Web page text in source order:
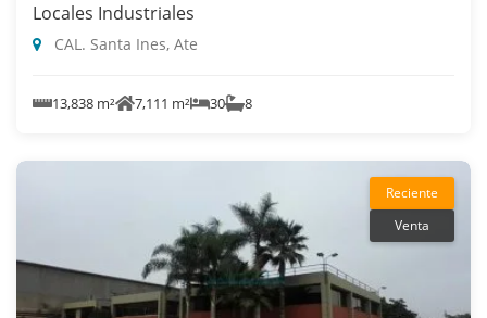
Locales Industriales
CAL. Santa Ines, Ate
13,838 m² 7,111 m² 30 8
Reciente
Venta